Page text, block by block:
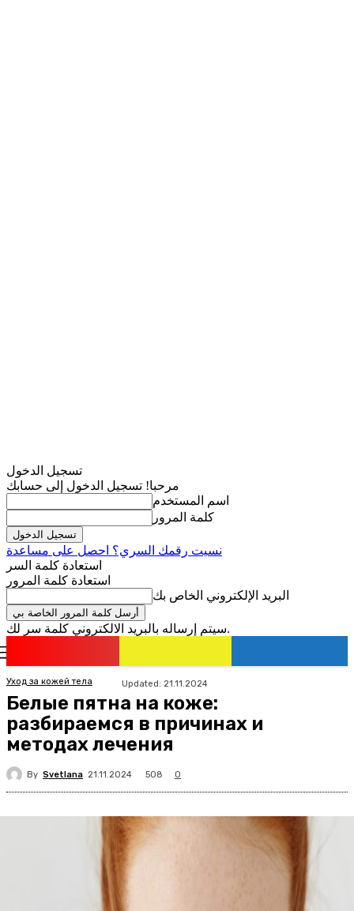
تسجيل الدخول
مرحبا! تسجيل الدخول إلى حسابك
اسم المستخدم
كلمة المرور
نسيت رقمك السري؟ احصل على مساعدة
استعادة كلمة السر
استعادة كلمة المرور
البريد الإلكتروني الخاص بك
سيتم إرساله بالبريد الالكتروني كلمة سر لك.
Уход за кожей тела Updated: 21.11.2024
Белые пятна на коже:
разбираемся в причинах и
методах лечения
By Svetlana 21.11.2024 508 0